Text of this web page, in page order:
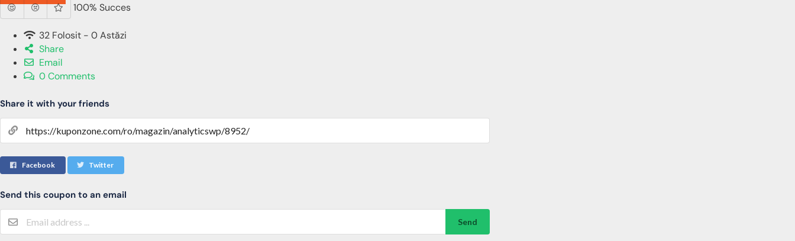
100% Succes
32 Folosit - 0 Astăzi
Share
Email
0 Comments
Share it with your friends
Facebook Twitter
Send this coupon to an email
Send